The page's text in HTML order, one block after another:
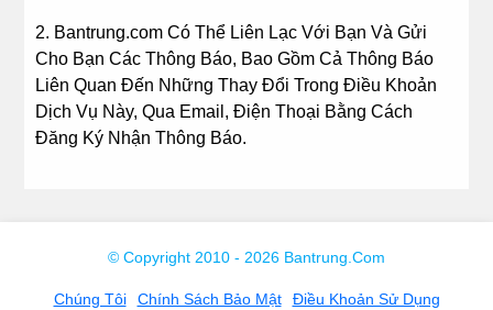
2. Bantrung.com Có Thể Liên Lạc Với Bạn Và Gửi
Cho Bạn Các Thông Báo, Bao Gồm Cả Thông Báo
Liên Quan Đến Những Thay Đổi Trong Điều Khoản
Dịch Vụ Này, Qua Email, Điện Thoại Bằng Cách
Đăng Ký Nhận Thông Báo.
© Copyright 2010 - 2026 Bantrung.com
Chúng Tôi Chính Sách Bảo Mật Điều Khoản Sử Dụng